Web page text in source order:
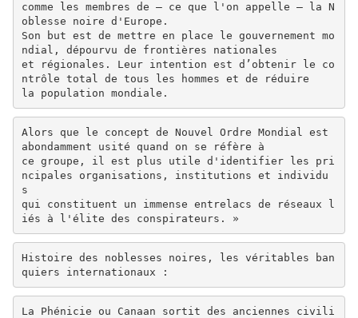
comme les membres de — ce que l'on appelle — la N
oblesse noire d'Europe.
Son but est de mettre en place le gouvernement mo
ndial, dépourvu de frontières nationales
et régionales. Leur intention est d’obtenir le co
ntrôle total de tous les hommes et de réduire
la population mondiale.
Alors que le concept de Nouvel Ordre Mondial est
abondamment usité quand on se réfère à
ce groupe, il est plus utile d'identifier les pri
ncipales organisations, institutions et individu
s
qui constituent un immense entrelacs de réseaux l
iés à l'élite des conspirateurs. »
Histoire des noblesses noires, les véritables ban
quiers internationaux :
La Phénicie ou Canaan sortit des anciennes civili